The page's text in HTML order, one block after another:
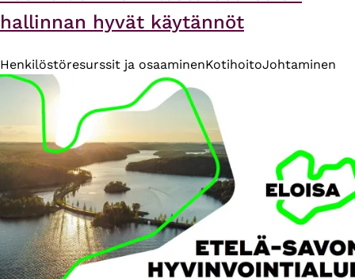
hallinnan hyvät käytännöt
Henkilöstöresurssit ja osaaminenKotihoitoJohtaminen